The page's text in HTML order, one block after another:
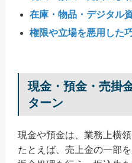
在庫・物品・デジタル
権限や立場を悪用した
現金・預金・売掛
ターン
現金や預金は、業務上横
たとえば、売上金の一部